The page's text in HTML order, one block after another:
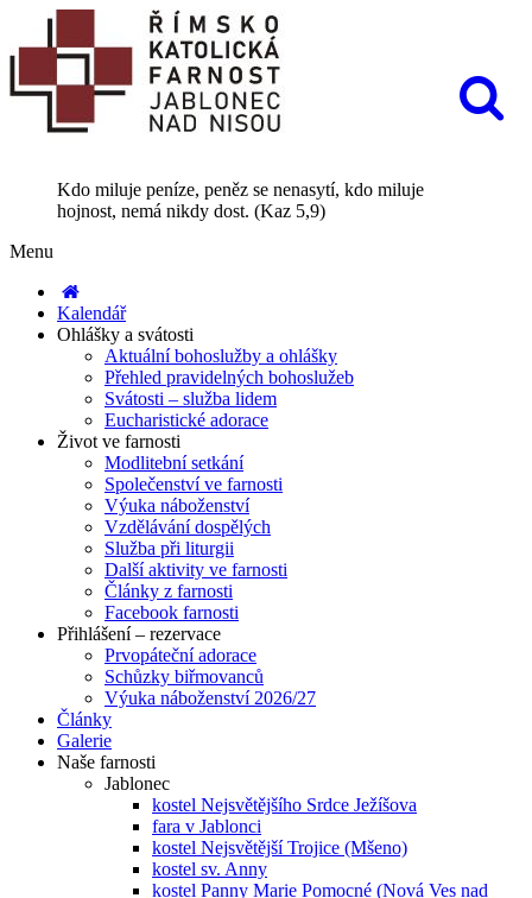
Kdo miluje peníze, peněz se nenasytí, kdo miluje
hojnost, nemá nikdy dost. (Kaz 5,9)
Menu
Kalendář
Ohlášky a svátosti
Aktuální bohoslužby a ohlášky
Přehled pravidelných bohoslužeb
Svátosti – služba lidem
Eucharistické adorace
Život ve farnosti
Modlitební setkání
Společenství ve farnosti
Výuka náboženství
Vzdělávání dospělých
Služba při liturgii
Další aktivity ve farnosti
Články z farnosti
Facebook farnosti
Přihlášení – rezervace
Prvopáteční adorace
Schůzky biřmovanců
Výuka náboženství 2026/27
Články
Galerie
Naše farnosti
Jablonec
kostel Nejsvětějšího Srdce Ježíšova
fara v Jablonci
kostel Nejsvětější Trojice (Mšeno)
kostel sv. Anny
kostel Panny Marie Pomocné (Nová Ves nad